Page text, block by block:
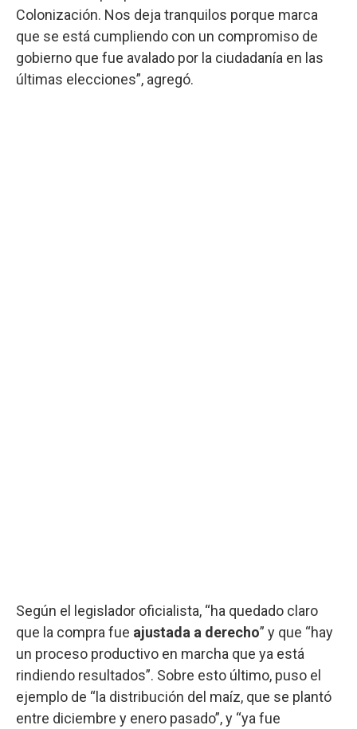
Colonización. Nos deja tranquilos porque marca
que se está cumpliendo con un compromiso de
gobierno que fue avalado por la ciudadanía en las
últimas elecciones”, agregó.
Según el legislador oficialista, “ha quedado claro
que la compra fue ajustada a derecho” y que “hay
un proceso productivo en marcha que ya está
rindiendo resultados”. Sobre esto último, puso el
ejemplo de “la distribución del maíz, que se plantó
entre diciembre y enero pasado”, y “ya fue